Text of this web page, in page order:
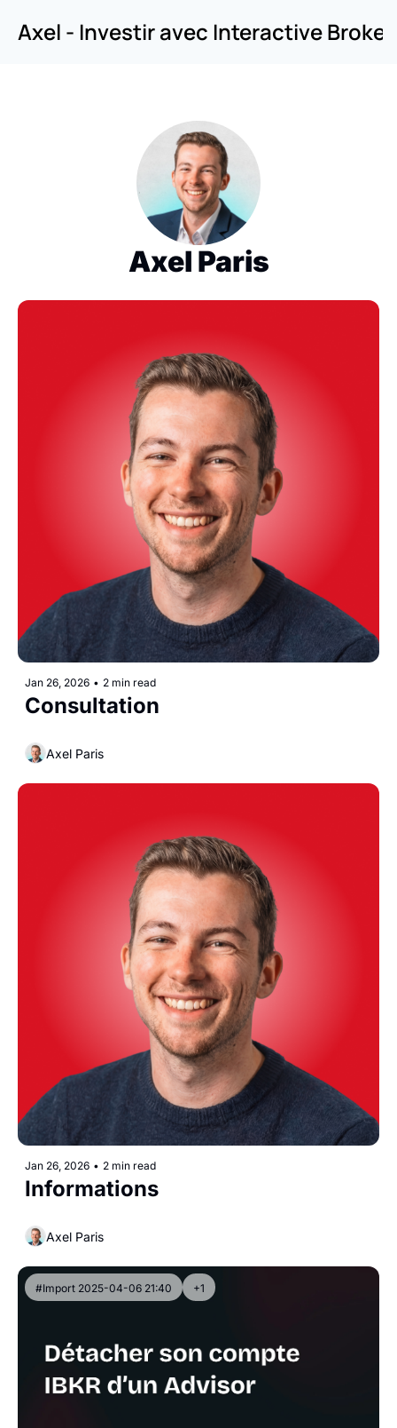
Axel - Investir avec Interactive
Axel Paris
Jan 26, 2026 • 2 min read
Consultation
Axel Paris
Jan 26, 2026 • 2 min read
Informations
Axel Paris
#Import 2025-04-06 21:40 +1